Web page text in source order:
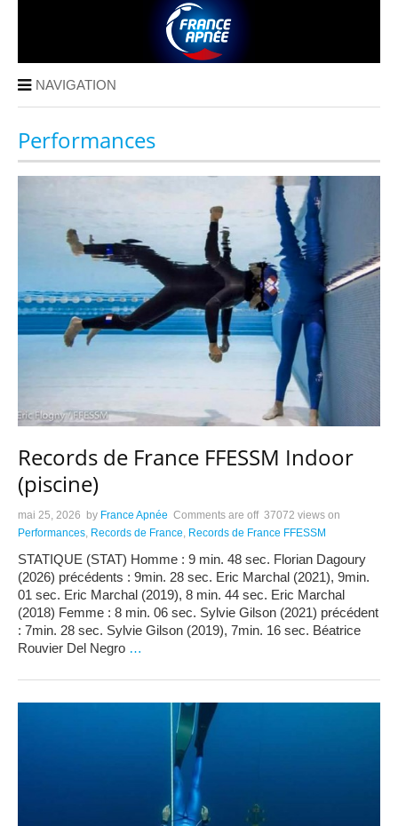
NAVIGATION
Performances
Records de France FFESSM Indoor
(piscine)
mai 25, 2026 by France Apnée Comments are off 37072 views on
Performances, Records de France, Records de France FFESSM
STATIQUE (STAT) Homme : 9 min. 48 sec. Florian Dagoury
(2026) précédents : 9min. 28 sec. Eric Marchal (2021), 9min.
01 sec. Eric Marchal (2019), 8 min. 44 sec. Eric Marchal
(2018) Femme : 8 min. 06 sec. Sylvie Gilson (2021) précédent
: 7min. 28 sec. Sylvie Gilson (2019), 7min. 16 sec. Béatrice
Rouvier Del Negro …